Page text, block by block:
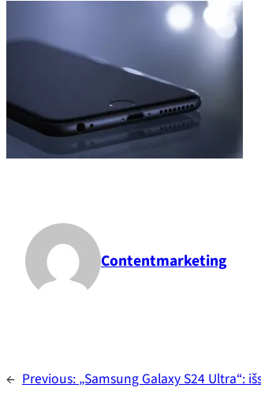
Contentmarketing
← Previous:„Samsung Galaxy S24 Ultra“: